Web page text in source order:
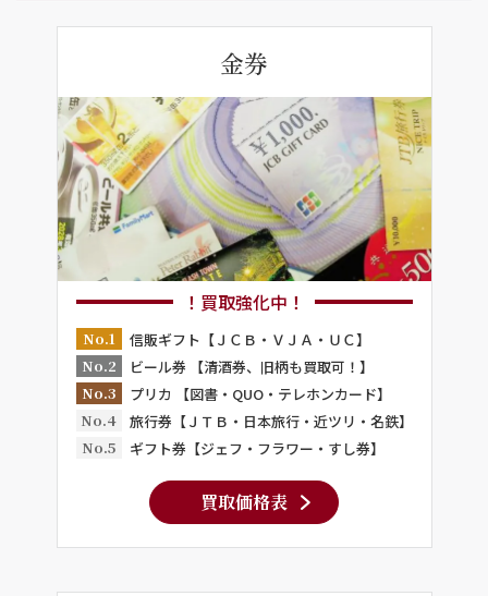
金券
！買取強化中！
No.1
信販ギフト【ＪＣＢ・ＶＪＡ・ＵＣ】
No.2
ビール券 【清酒券、旧柄も買取可！】
No.3
プリカ 【図書・QUO・テレホンカード】
No.4
旅行券【ＪＴＢ・日本旅行・近ツリ・名鉄】
No.5
ギフト券【ジェフ・フラワー・すし券】
買取価格表